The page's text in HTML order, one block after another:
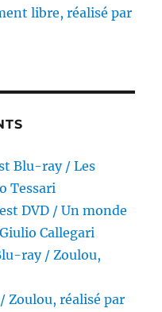
libre, réalisé par
Blu-ray / Les
Tessari
DVD / Un monde
Callegari
ray / Zoulou,
Zoulou, réalisé par